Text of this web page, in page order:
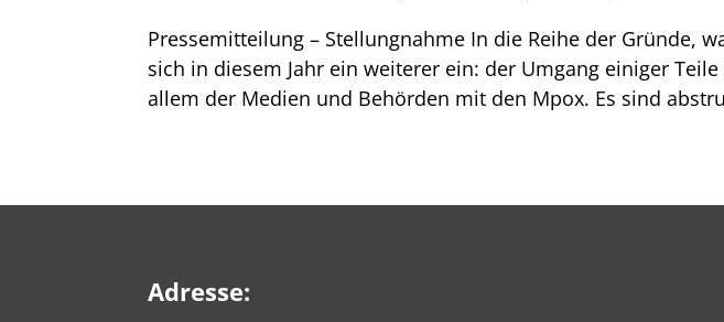
Pressemitteilung – Stellungnahme In die Reihe der Gründe,
sich in diesem Jahr ein weiterer ein: der Umgang einiger
allem der Medien und Behörden mit den Mpox. Es sind
Adresse: